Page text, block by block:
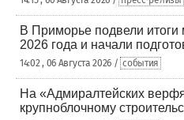
В Приморье подвели итоги
2026 года и начали
14:02 , 06 Августа 2026 / события
На «Адмиралтейских
крупноблочному